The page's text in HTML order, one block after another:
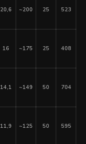
20,6 ~200 25 523
16 ~175 25 408
14,1 ~149 50 704
11,9 ~125 50 595